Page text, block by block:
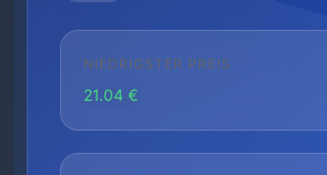
NIEDRIGSTER PREIS
21.04 €